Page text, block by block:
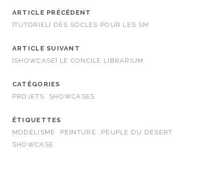
ARTICLE PRÉCÉDENT
[TUTORIEL] DES SOCLES POUR LES SM
ARTICLE SUIVANT
[SHOWCASE] LE CONCILE LIBRARIUM
CATÉGORIES
PROJETS
SHOWCASES
ÉTIQUETTES
MODÉLISME
PEINTURE
PEUPLE DU DÉSERT
SHOWCASE